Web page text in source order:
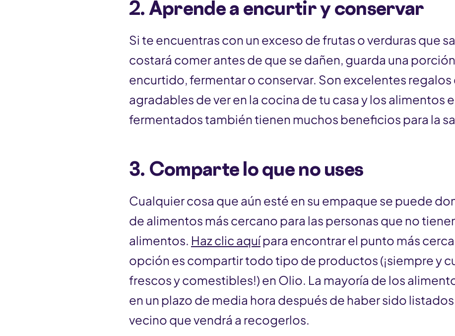
2. Aprende a encurtir y conservar
Si te encuentras con un exceso de frutas o verduras que
costará comer antes de que se dañen, guarda una
encurtido, fermentar o conservar. Son excelentes regalos
agradables de ver en la cocina de tu casa y los alimentos
fermentados también tienen muchos beneficios para la
3. Comparte lo que no uses
Cualquier cosa que aún esté en su empaque se puede
de alimentos más cercano para las personas que no
alimentos. Haz clic aquípara encontrar el punto más
opción es compartir todo tipo de productos (¡siempre y
frescos y comestibles!) en Olio. La mayoría de los
en un plazo de media hora después de haber sido
vecino que vendrá a recogerlos.